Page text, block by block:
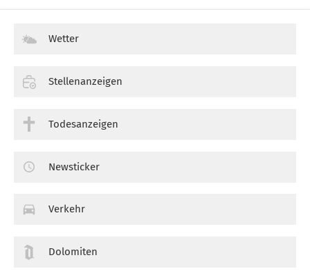
Wetter
Stellenanzeigen
Todesanzeigen
Newsticker
Verkehr
Dolomiten